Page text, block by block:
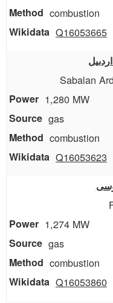
combustion
Q16053665
Sabalan
1,280 MW
gas
combustion
Q16053623
1,274 MW
gas
combustion
Q16053860